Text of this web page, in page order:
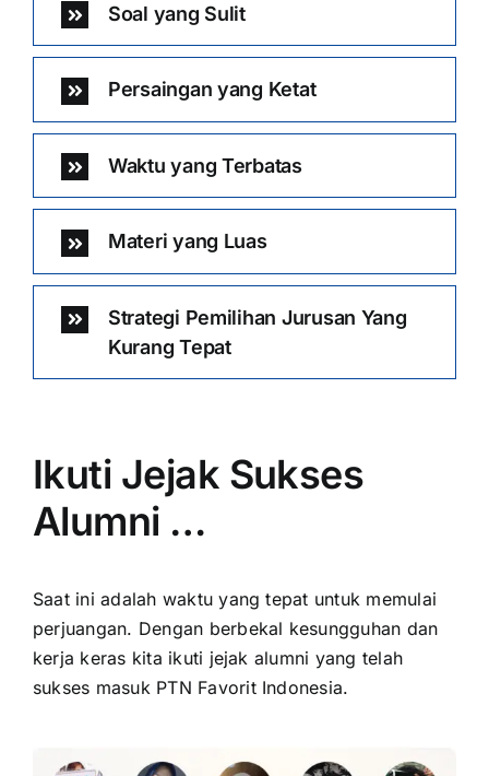
Soal yang Sulit
Persaingan yang Ketat
Waktu yang Terbatas
Materi yang Luas
Strategi Pemilihan Jurusan Yang
Kurang Tepat
Ikuti Jejak Sukses
Alumni …
Saat ini adalah waktu yang tepat untuk memulai
perjuangan. Dengan berbekal kesungguhan dan
kerja keras kita ikuti jejak alumni yang telah
sukses masuk PTN Favorit Indonesia.